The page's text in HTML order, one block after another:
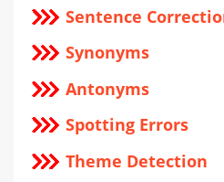
Sentence
Synonyms
Antonyms
Spotting Errors
Theme Detection